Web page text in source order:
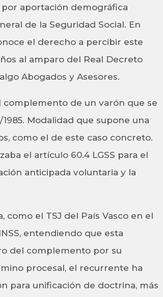
aportación demográfica
de la Seguridad Social. En
el derecho a percibir este
al amparo del Real Decreto
Abogados y Asesores.
complemento de un varón que se
Modalidad que supone una
como el de este caso concreto.
el artículo 60.4 LGSS para el
anticipada voluntaria y la
el TSJ del País Vasco en el
entendiendo que esta
del complemento por su
procesal, el recurrente ha
para unificación de doctrina, más